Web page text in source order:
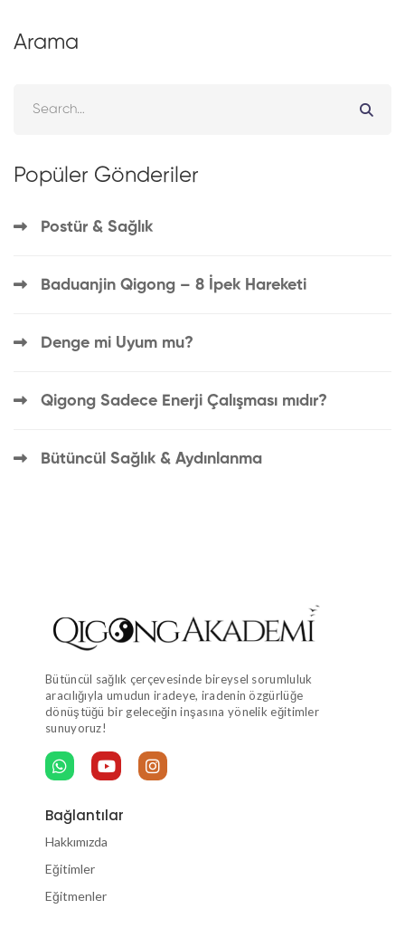
Arama
Popüler Gönderiler
Postür & Sağlık
Baduanjin Qigong – 8 İpek Hareketi
Denge mi Uyum mu?
Qigong Sadece Enerji Çalışması mıdır?
Bütüncül Sağlık & Aydınlanma
Bütüncül sağlık çerçevesinde bireysel sorumluluk
aracılığıyla umudun iradeye, iradenin özgürlüğe
dönüştüğü bir geleceğin inşasına yönelik eğitimler
sunuyoruz!
Bağlantılar
Hakkımızda
Eğitimler
Eğitmenler